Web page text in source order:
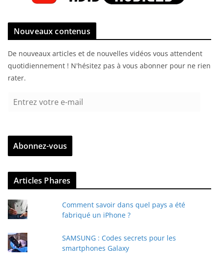
Nouveaux contenus
De nouveaux articles et de nouvelles vidéos vous attendent
quotidiennement ! N'hésitez pas à vous abonner pour ne rien
rater.
r
z
v
r
e
e
-
Abonnez-vous
Articles Phares
Comment savoir dans quel pays a été
fabriqué un iPhone ?
SAMSUNG : Codes secrets pour les
smartphones Galaxy